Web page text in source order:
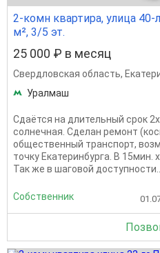
2-комн квартира, улица 40-
м², 3/5 эт.
25 000 ₽ в месяц
Свердловская область,
Уралмаш
Сдаётся на длительный срок
солнечная. Сделан ремонт
общественный транспорт,
точку Екатеринбурга. В 15мин.
Так же в шаговой доступности...
Собственник